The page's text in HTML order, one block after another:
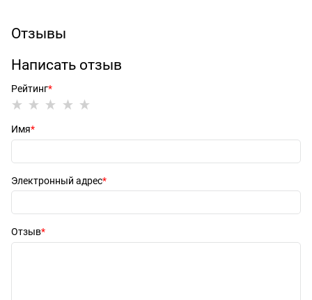
Отзывы
Написать отзыв
Рейтинг
Имя
Электронный адрес
Отзыв